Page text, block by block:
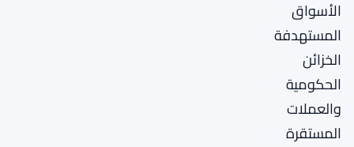
الأسواق
المستهدفة
الخزائن
الحكومية
والعملات
المستقرة